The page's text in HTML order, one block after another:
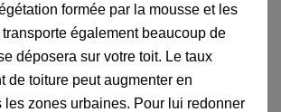
formée par la mousse et les
transporte également beaucoup de
déposera sur votre toit. Le taux
de toiture peut augmenter en
les zones urbaines. Pour lui redonner